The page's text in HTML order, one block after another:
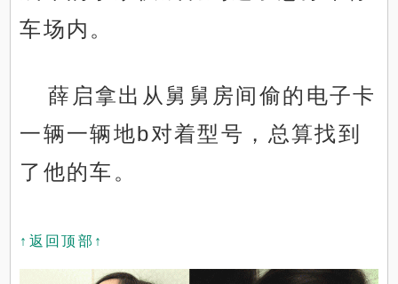
车场内。
薛启拿出从舅舅房间偷的电子卡
一辆一辆地b对着型号，总算找到
了他的车。
↑返回顶部↑